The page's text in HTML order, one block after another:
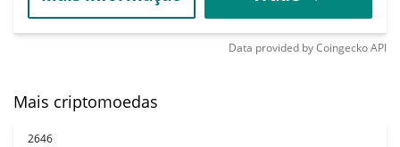
Data provided byCoingeckoAPI
Mais criptomoedas
2646